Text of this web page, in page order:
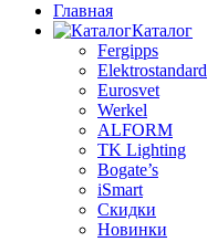
Главная
Каталог
Fergipps
Elektrostandard
Eurosvet
Werkel
ALFORM
TK Lighting
Bogate’s
iSmart
Скидки
Новинки